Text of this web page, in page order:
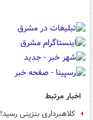
اخبار مرتبط
کلاهبرداری بنزینی رسید!